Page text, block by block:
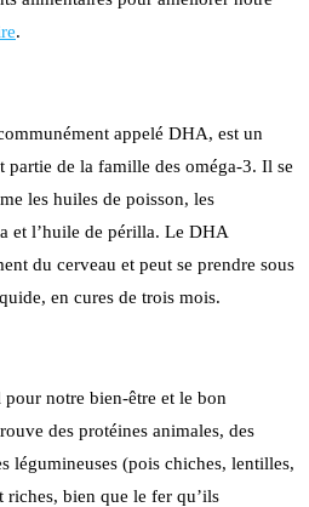
.
appelé DHA, est un
partie de la famille des oméga-3. Il se
les huiles de poisson, les
et l’huile de périlla. Le DHA
du cerveau et peut se prendre sous
en cures de trois mois.
notre bien-être et le bon
des protéines animales, des
légumineuses (pois chiches, lentilles,
bien que le fer qu’ils